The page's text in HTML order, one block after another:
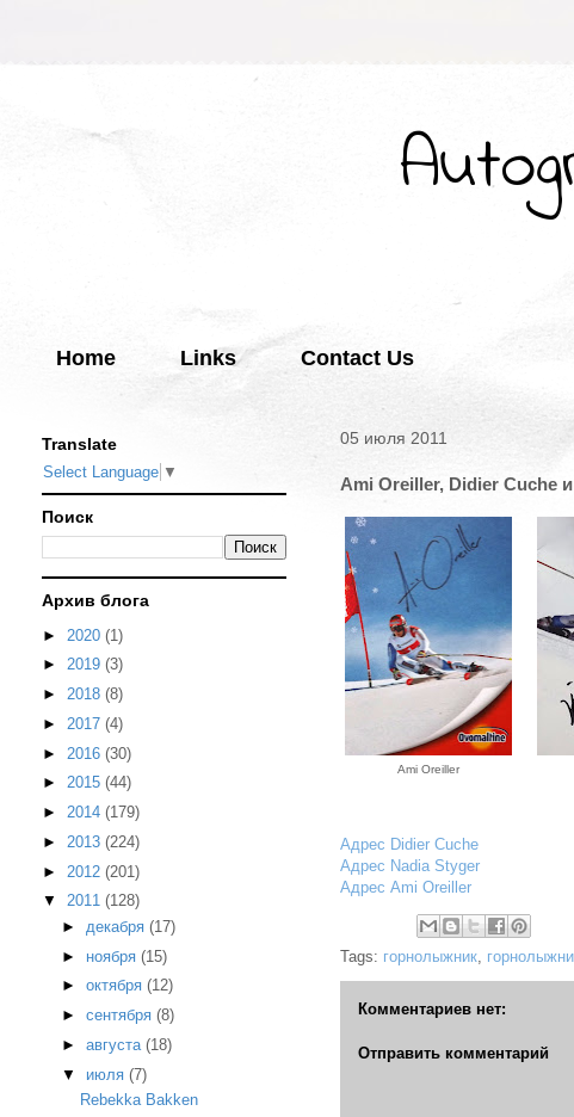
Home Links Contact Us
05 июля 2011
Ami Oreiller, Didier Cuche
Ami Oreiller
Адрес Didier Cuche
Адрес Nadia Styger
Адрес Ami Oreiller
Tags: горнолыжник
Комментариев нет:
Отправить комментарий
Translate
Select Language ▼
Поиск
Архив блога
► 2020 (1)
► 2019 (3)
► 2018 (8)
► 2017 (4)
► 2016 (30)
► 2015 (44)
► 2014 (179)
► 2013 (224)
► 2012 (201)
▼ 2011 (128)
► декабря (17)
► ноября (15)
► октября (12)
► сентября (8)
► августа (18)
▼ июля (7)
Rebekka Bakken